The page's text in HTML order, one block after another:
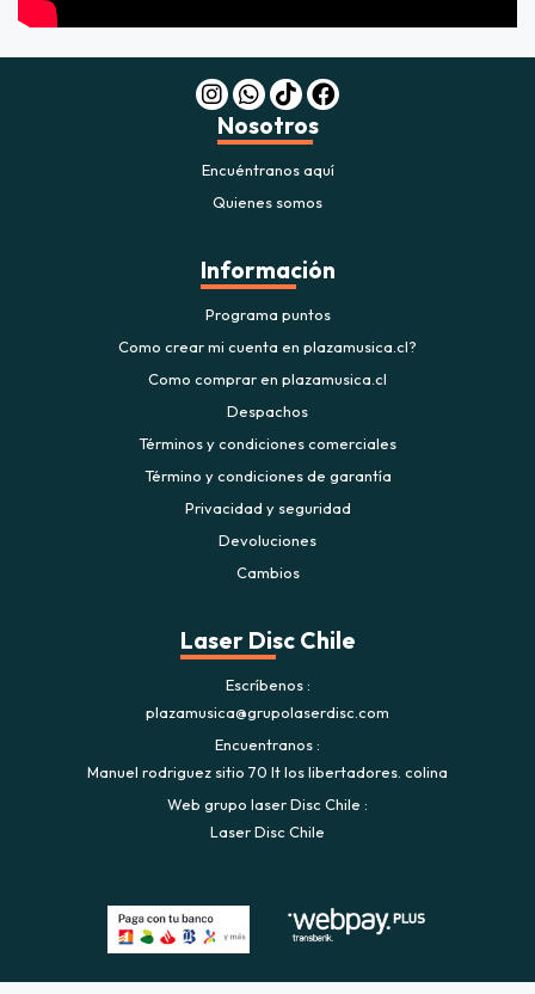
Nosotros
Encuéntranos aquí
Quienes somos
Información
Programa puntos
Como crear mi cuenta en plazamusica.cl?
Como comprar en plazamusica.cl
Despachos
Términos y condiciones comerciales
Término y condiciones de garantía
Privacidad y seguridad
Devoluciones
Cambios
Laser Disc Chile
Escríbenos
plazamusica@grupolaserdisc.com
Encuentranos
Manuel rodriguez sitio 70 lt los libertadores. colina
Web grupo laser Disc Chile
Laser Disc Chile